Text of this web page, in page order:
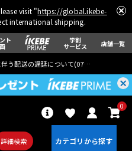
visit "https://global.ikebe-
international shipping.
ト 学割
サービス 店舗一覧
う配送の遅延について(07月29日
詳細検索
0